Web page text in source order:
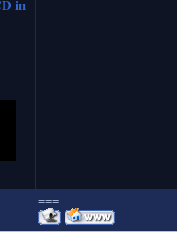
in
===